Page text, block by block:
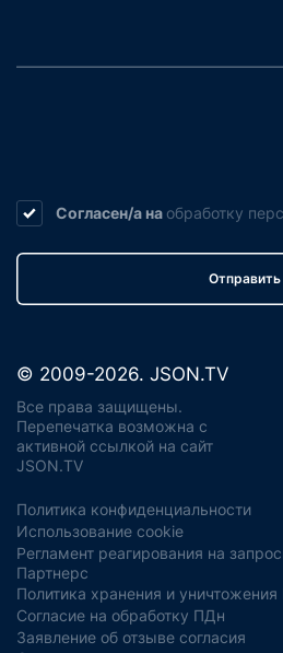
Согласен/а на обработку
Отправить
© 2009-2026. JSON.TV
Все права защищены.
Перепечатка возможна с
активной ссылкой на сайт
JSON.TV
Политика конфиденциальности
Использование cookie
Регламент реагирования на
Партнерс
Политика хранения и
Согласие на обработку ПДн
Заявление об отзыве согласия